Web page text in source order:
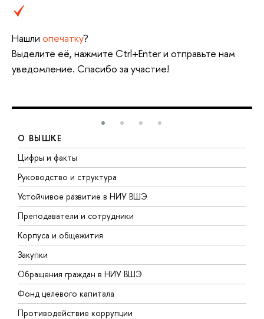
Нашли опечатку?
Выделите её, нажмите Ctrl+Enter и отправьте нам
уведомление. Спасибо за участие!
О ВЫШКЕ
Цифры и факты
Руководство и структура
Устойчивое развитие в НИУ ВШЭ
Преподаватели и сотрудники
Корпуса и общежития
Закупки
Обращения граждан в НИУ ВШЭ
Фонд целевого капитала
Противодействие коррупции